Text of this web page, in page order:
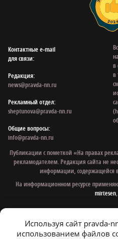
Контактные e‑mail
для связи:
Редакция:
news@pravda-nn.ru
Рекламный отдел:
sheptunova@pravda-nn.ru
Общие вопросы:
info@pravda-nn.ru
в
в
Публикации с пометкой «На правах
рекламодателем. Редакция сайта не
информации, содержащейся
На информационном ресурсе
mirtesen,
© 1997 - 2026 Газета
Используя сайт pravda-
использованием файлов